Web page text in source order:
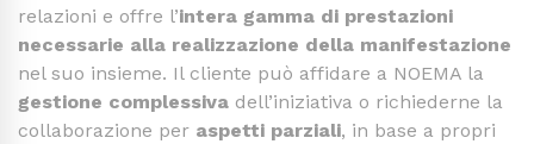
relazioni e offre l’intera gamma di prestazioni
necessarie alla realizzazione della manifestazione
nel suo insieme. Il cliente può affidare a NOEMA la
gestione complessiva dell’iniziativa o richiederne la
collaborazione per aspetti parziali, in base a propri